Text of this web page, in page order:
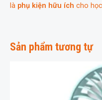
là phụ kiện hữu ích cho
Sản phẩm tương tự